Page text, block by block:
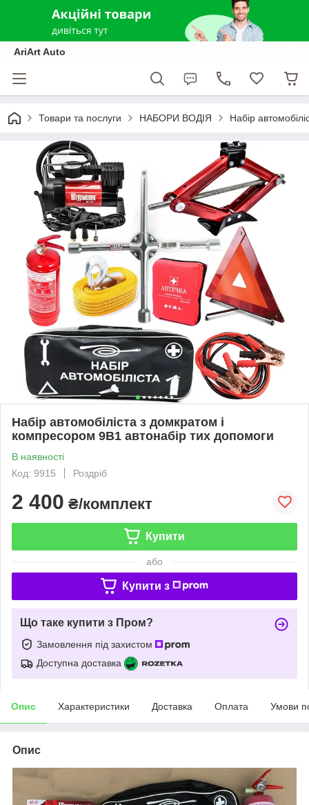
AriArt Auto
Товари та послуги НАБОРИ ВОДІЯ Набір
Набір автомобіліста з домкратом і
компресором 9В1 автонабір тих допомоги
В наявності
Код: 9915
Роздріб
2 400 ₴/комплект
Купити
або
Купити з
Що таке купити з Пром?
Замовлення під захистом
Доступна доставка
Опис Характеристики Доставка Оплата Умови
Опис